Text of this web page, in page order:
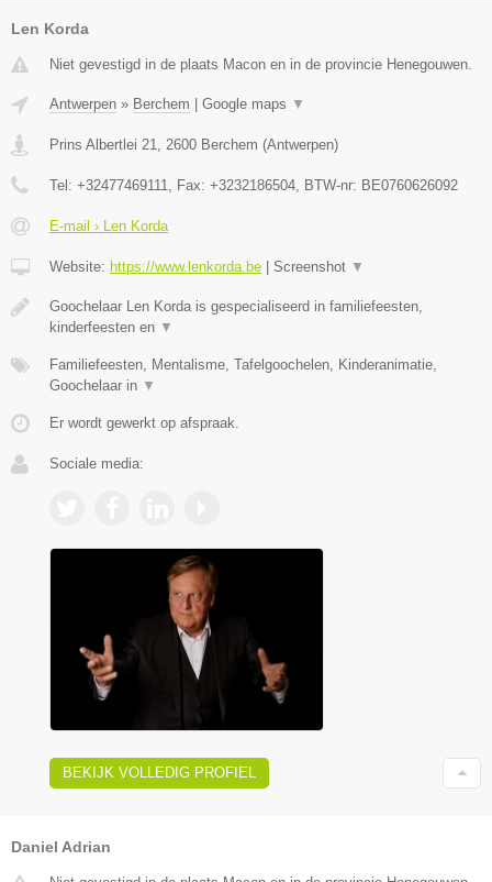
Len Korda
Niet gevestigd in de plaats Macon en in de provincie Henegouwen.
Antwerpen » Berchem Google maps ▼
Prins Albertlei 21 2600 Berchem (Antwerpen)
Tel: +32477469111 , Fax: +3232186504 , BTW-nr: BE0760626092
E-mail › Len Korda
Website: https://www.lenkorda.be Screenshot ▼
Goochelaar Len Korda is gespecialiseerd in familiefeesten,
kinderfeesten en ▼
Familiefeesten, Mentalisme, Tafelgoochelen, Kinderanimatie,
Goochelaar in ▼
Er wordt gewerkt op afspraak.
Sociale media:
BEKIJK VOLLEDIG PROFIEL
Daniel Adrian